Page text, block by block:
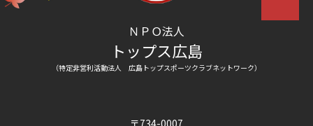
ＮＰＯ法人
トップス広島
（特定非営利活動法人 広島トップスポーツクラブネットワーク）
〒734-0007